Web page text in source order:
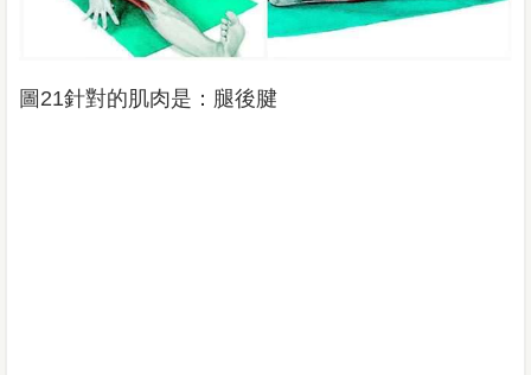
圖21針對的肌肉是：腿後腱